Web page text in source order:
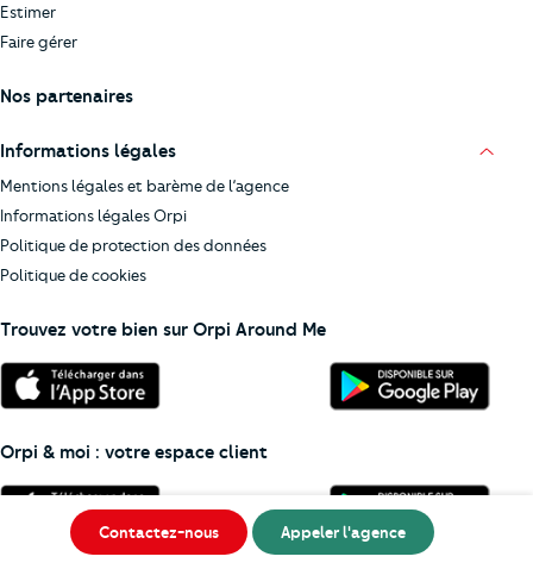
Estimer
Faire gérer
Nos partenaires
Informations légales
Mentions légales et barème de l’agence
Informations légales Orpi
Politique de protection des données
Politique de cookies
Trouvez votre bien sur Orpi Around Me
Orpi & moi : votre espace client
Contactez-nous Appeler l'agence